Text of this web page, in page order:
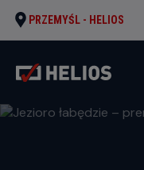
PRZEMYŚL - HELIOS